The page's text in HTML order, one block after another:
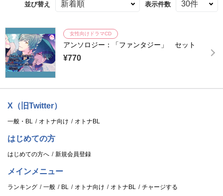
並び替え 表示件数
女性向けドラマCD
アンソロジー：「ファンタジー」 セット
¥770
X（旧Twitter）
一般・BL オトナ向け オトナBL
はじめての方
はじめての方へ 新規会員登録
メインメニュー
ランキング 一般 BL オトナ向け オトナBL チャージする